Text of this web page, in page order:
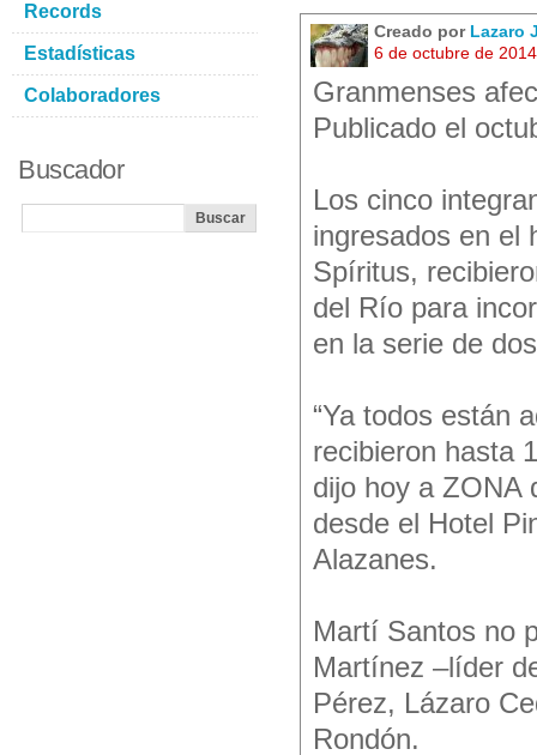
Creado por Lazaro
6 de octubre de
Granmenses
Publicado el
Los cinco
ingresados en el
Spíritus,
del Río para
en la serie de
“Ya todos están
recibieron hasta
dijo hoy a ZONA
desde el Hotel
Alazanes.
Martí Santos no
Martínez –líder
Pérez, Lázaro
Rondón.
Records
Estadísticas
Colaboradores
Buscador